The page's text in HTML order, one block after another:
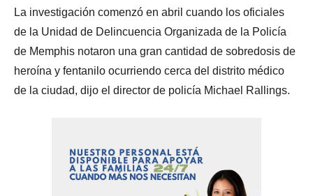
La investigación comenzó en abril cuando los oficiales
de la Unidad de Delincuencia Organizada de la Policía
de Memphis notaron una gran cantidad de sobredosis de
heroína y fentanilo ocurriendo cerca del distrito médico
de la ciudad, dijo el director de policía Michael Rallings.